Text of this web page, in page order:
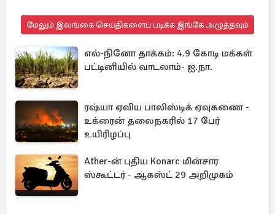
மேலும் இலங்கை செய்திகளைப் படிக்க இங்கே அழுத்தவும்
எல்-நினோ தாக்கம்: 4.9 கோடி மக்கள்
பட்டினியில் வாடலாம்- ஐ.நா.
ரஷ்யா ஏவிய பாலிஸ்டிக் ஏவுகணை -
உக்ரைன் தலைநகரில் 17 பேர்
உயிரிழப்பு
Ather-ன் புதிய Konarc மின்சார
ஸ்கூட்டர் - ஆகஸ்ட் 29 அறிமுகம்